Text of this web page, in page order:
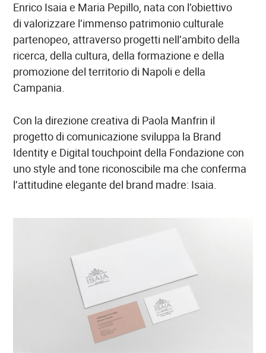
Enrico Isaia e Maria Pepillo, nata con l’obiettivo
di valorizzare l’immenso patrimonio culturale
partenopeo, attraverso progetti nell’ambito della
ricerca, della cultura, della formazione e della
promozione del territorio di Napoli e della
Campania.
Con la direzione creativa di Paola Manfrin il
progetto di comunicazione sviluppa la Brand
Identity e Digital touchpoint della Fondazione con
uno style and tone riconoscibile ma che conferma
l’attitudine elegante del brand madre: Isaia.